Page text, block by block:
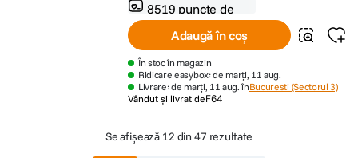
8519 puncte de
fidelitate
Adaugă în coș
În stoc în magazin
Ridicare easybox: de marți, 11 aug.
Livrare: de marți, 11 aug. înBucuresti (Sectorul 3)
Vândut și livrat deF64
Se afișează 12 din 47 rezultate